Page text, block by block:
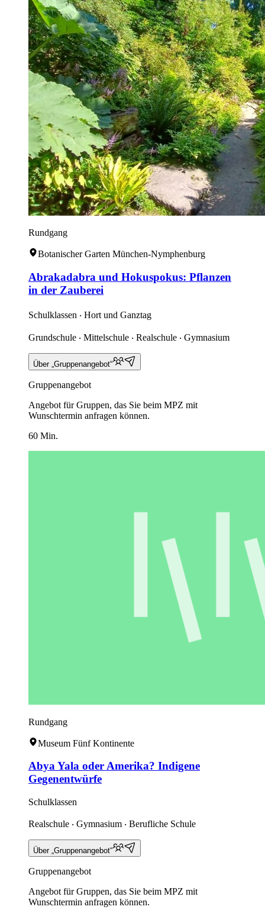
Rundgang
Botanischer Garten München-Nymphenburg
Abrakadabra und Hokuspokus: Pflanzen
in der Zauberei
Schulklassen ‧ Hort und Ganztag
Grundschule ‧ Mittelschule ‧ Realschule ‧ Gymnasium
Über „Gruppenangebot“
Gruppenangebot
Angebot für Gruppen, das Sie beim MPZ mit
Wunschtermin anfragen können.
60 Min.
Rundgang
Museum Fünf Kontinente
Abya Yala oder Amerika? Indigene
Gegenentwürfe
Schulklassen
Realschule ‧ Gymnasium ‧ Berufliche Schule
Über „Gruppenangebot“
Gruppenangebot
Angebot für Gruppen, das Sie beim MPZ mit
Wunschtermin anfragen können.